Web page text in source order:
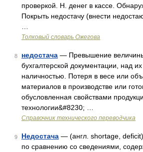
проверкой. Н. денег в кассе.
Покрыть недостачу (внести
Толковый словарь Ожегова
8 недостача — Превышение
бухгалтерской документации, над
наличностью. Потеря в весе или
материалов в производстве или
обусловленная свойствами
технологии&#8230; …
Справочник технического переводчика
9 Недостача — (англ. shortage,
по сравнению со сведениями,